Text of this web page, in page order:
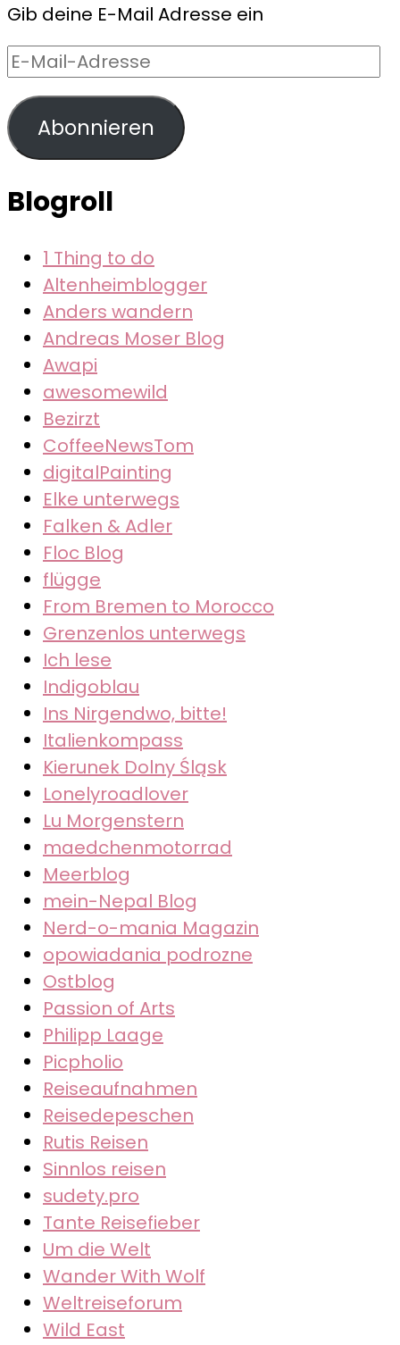
Gib deine E-Mail Adresse ein
E-
Mail-
Adresse
Abonnieren
Blogroll
1 Thing to do
Altenheimblogger
Anders wandern
Andreas Moser Blog
Awapi
awesomewild
Bezirzt
CoffeeNewsTom
digitalPainting
Elke unterwegs
Falken & Adler
Floc Blog
flügge
From Bremen to Morocco
Grenzenlos unterwegs
Ich lese
Indigoblau
Ins Nirgendwo, bitte!
Italienkompass
Kierunek Dolny Śląsk
Lonelyroadlover
Lu Morgenstern
maedchenmotorrad
Meerblog
mein-Nepal Blog
Nerd-o-mania Magazin
opowiadania podrozne
Ostblog
Passion of Arts
Philipp Laage
Picpholio
Reiseaufnahmen
Reisedepeschen
Rutis Reisen
Sinnlos reisen
sudety.pro
Tante Reisefieber
Um die Welt
Wander With Wolf
Weltreiseforum
Wild East